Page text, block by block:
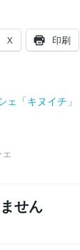
X 印刷
「キヌイチ」
せん